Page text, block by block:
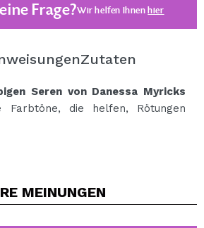
Frage?Wir helfen Ihnenhier
Zutaten
Seren von Danessa Myricks
Farbtöne, die helfen, Rötungen
Finish.
MEINUNGEN